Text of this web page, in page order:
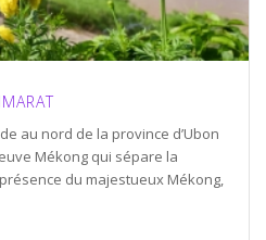
au nord de la province d’Ubon
Mékong qui sépare la
du majestueux Mékong,